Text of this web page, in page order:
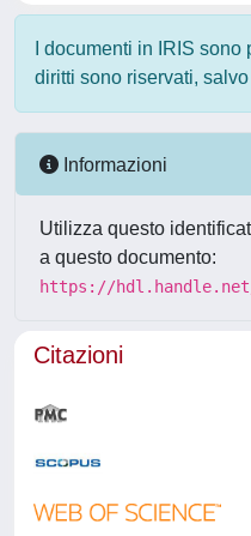
I documenti in IRIS
diritti sono riservati,
Informazioni
Utilizza questo
a questo documento:
https://hdl.handle.net/
Citazioni